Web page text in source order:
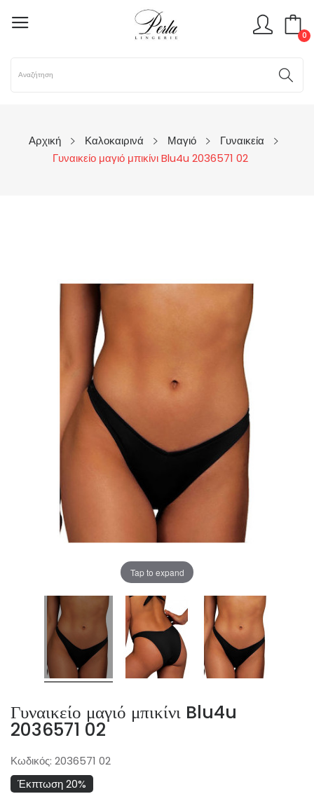
0
Αρχική Καλοκαιρινά Μαγιό
Γυναικεία
Γυναικείο μαγιό μπικίνι Blu4u 2036571 02
Tap to expand
Γυναικείο μαγιό μπικίνι Blu4u
2036571 02
Κωδικός: 2036571 02
Έκπτωση 20%